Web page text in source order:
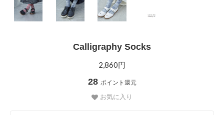
Calligraphy Socks
2,860円
28 ポイント還元
お気に入り